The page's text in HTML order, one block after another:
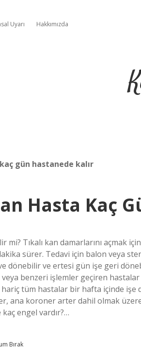
Uyarı Hakkımızda
gün hastanede kalır
Hasta Kaç
mi? Tıkalı kan damarlarını açmak
sürer. Tedavi için balon veya
dönebilir ve ertesi gün işe geri
benzeri işlemler geçiren
tüm hastalar bir hafta içinde işe
ana koroner arter dahil olmak
engel vardır?…
Bırak